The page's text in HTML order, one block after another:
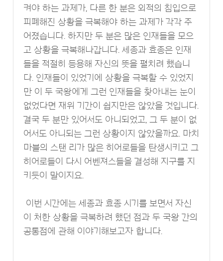
켜야 하는 과제가, 다른 한 분은 외적의 침입으로
피폐해진 상황을 극복해야 하는 과제가 각각 주
어졌습니다. 하지만 두 분은 많은 인재들을 모으
고 상황을 극복해나갑니다. 세종과 효종은 인재
들을 적절히 등용해 자신의 뜻을 펼치려 했습니
다. 인재들이 있었기에 상황을 극복할 수 있었지
만 이 두 국왕에게 그런 인재들을 찾아내는 눈이
없었다면 재위 기간이 쉽지만은 않았을 것입니다.
결국 두 분만 있어서도 아니되었고, 그 두 분이 없
어서도 아니되는 그런 상황이지 않았을까요. 마치
마블의 스탠 리가 많은 히어로들을 탄생시키고 그
히어로들이 다시 어벤져스들을 결성해 지구를 지
키듯이 말이지요.
이번 시간에는 세종과 효종 시기를 보면서 자신
이 처한 상황을 극복하려 했던 점과 두 국왕 간의
공통점에 관해 이야기해보고자 합니다.